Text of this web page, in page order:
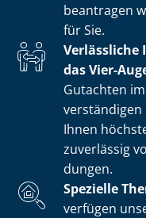
beantragen
für Sie.
das Vier-
Gutachten
ver­stän­di­gen
Ihnen
zuverlässig
dun­gen.
Spezielle
verfügen